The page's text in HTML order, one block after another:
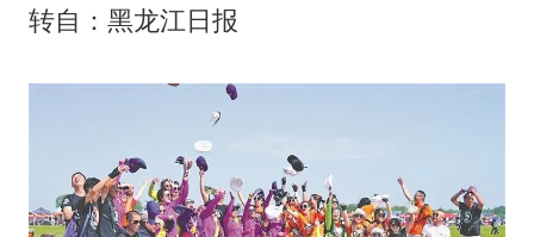
转自：黑龙江日报